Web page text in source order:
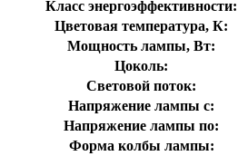
Класс энергоэффективности:
Цветовая температура, К:
Мощность лампы, Вт:
Цоколь:
Световой поток:
Напряжение лампы с:
Напряжение лампы по:
Форма колбы лампы: